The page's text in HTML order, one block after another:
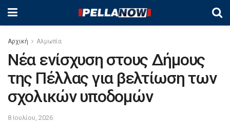
Αρχική Αλμωπία
Νέα ενίσχυση στους Δήμους
της Πέλλας για βελτίωση των
σχολικών υποδομών
8 Ιουλίου, 2026